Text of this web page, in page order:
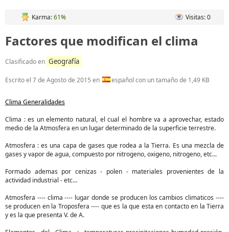
Karma:61% Visitas: 0
Factores que modifican el clima
Clasificado en Geografía
Escrito el 7 de Agosto de 2015 en español con un tamaño de 1,49 KB
Clima Generalidades
Clima : es un elemento natural, el cual el hombre va a aprovechar, estado
medio de la Atmosfera en un lugar determinado de la superficie terrestre.
Atmosfera : es una capa de gases que rodea a la Tierra. Es una mezcla de
gases y vapor de agua, compuesto por nitrogeno, oxigeno, nitrogeno, etc...
Formado ademas por cenizas - polen - materiales provenientes de la
actividad industrial - etc...
Atmosfera ---- clima ---- lugar donde se producen los cambios climaticos ----
se producen en la Troposfera ---- que es la que esta en contacto en la Tierra
y es la que presenta V. de A.